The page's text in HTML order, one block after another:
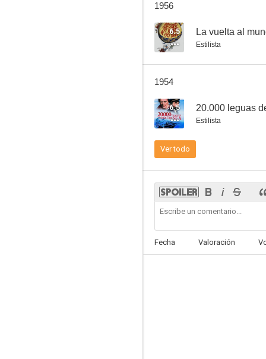
1956
6.5 La vuelta al
Estilista
1954
6.5 20.000 leguas
Estilista
Ver todo
Fecha Valoración